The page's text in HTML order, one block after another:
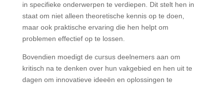
in specifieke onderwerpen te verdiepen. Dit stelt hen in
staat om niet alleen theoretische kennis op te doen,
maar ook praktische ervaring die hen helpt om
problemen effectief op te lossen.
Bovendien moedigt de cursus deelnemers aan om
kritisch na te denken over hun vakgebied en hen uit te
dagen om innovatieve ideeën en oplossingen te